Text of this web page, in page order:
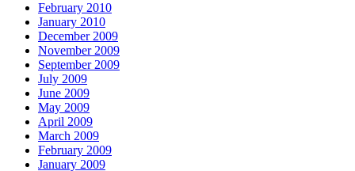
February 2010
January 2010
December 2009
November 2009
September 2009
July 2009
June 2009
May 2009
April 2009
March 2009
February 2009
January 2009